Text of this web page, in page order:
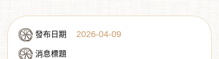
發布日期 2026-04-09
消息標題